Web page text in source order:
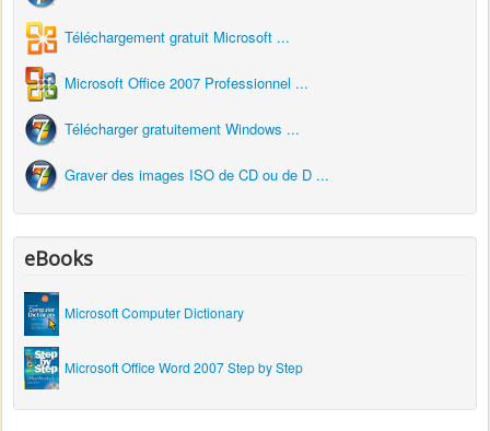
Téléchargement gratuit Microsoft ...
Microsoft Office 2007 Professionnel ...
Télécharger gratuitement Windows ...
Graver des images ISO de CD ou de D ...
eBooks
Microsoft Computer Dictionary
Microsoft Office Word 2007 Step by Step